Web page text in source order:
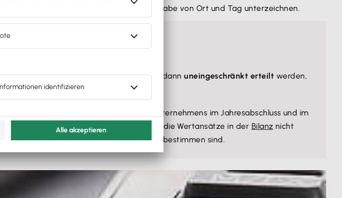
Der Abschlussprüfer muss ihn unter Angabe von Ort und Tag unterzeichnen.
Unternehmens und kann deshalb auch dannuneingeschränkt erteilt werden,
drohen.
dass die schlechte Situation des Unternehmens im Jahresabschluss und im
Liquidation des Unternehmens, dass die Wertansätze in der Bilanz nicht
der Unternehmenszerschlagung zu bestimmen sind.